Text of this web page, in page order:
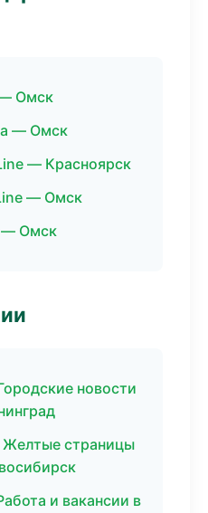
Омск
— Омск
— Красноярск
— Омск
— Омск
новости
страницы
и вакансии в